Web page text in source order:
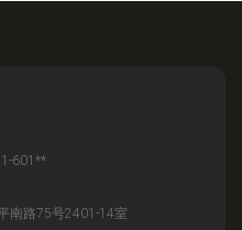
601**
南路75号2401-14室